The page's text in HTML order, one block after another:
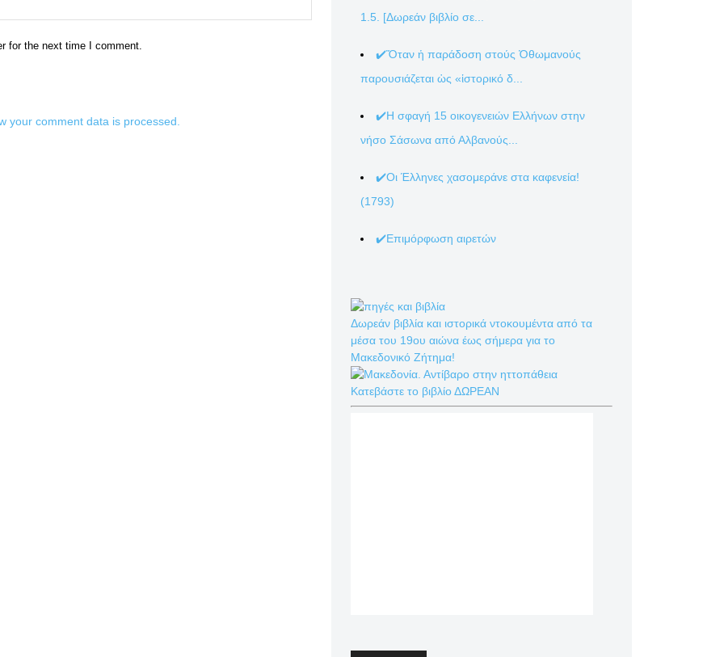
for the next time I comment.
your comment data is processed.
1.5. [Δωρεάν βιβλίο σε...
✔️Ὅταν ἡ παράδοση στούς Ὀθωμανούς
παρουσιάζεται ὡς «ἱστορικό δ...
✔️Η σφαγή 15 οικογενειών Ελλήνων στην
νήσο Σάσωνα από Αλβανούς...
✔️Οι Έλληνες χασομεράνε στα καφενεία!
(1793)
✔️Επιμόρφωση αιρετών
Δωρεάν βιβλία και ιστορικά ντοκουμέντα από τα
μέσα του 19ου αιώνα έως σήμερα για το
Μακεδονικό Ζήτημα!
Κατεβάστε το βιβλίο ΔΩΡΕΑΝ